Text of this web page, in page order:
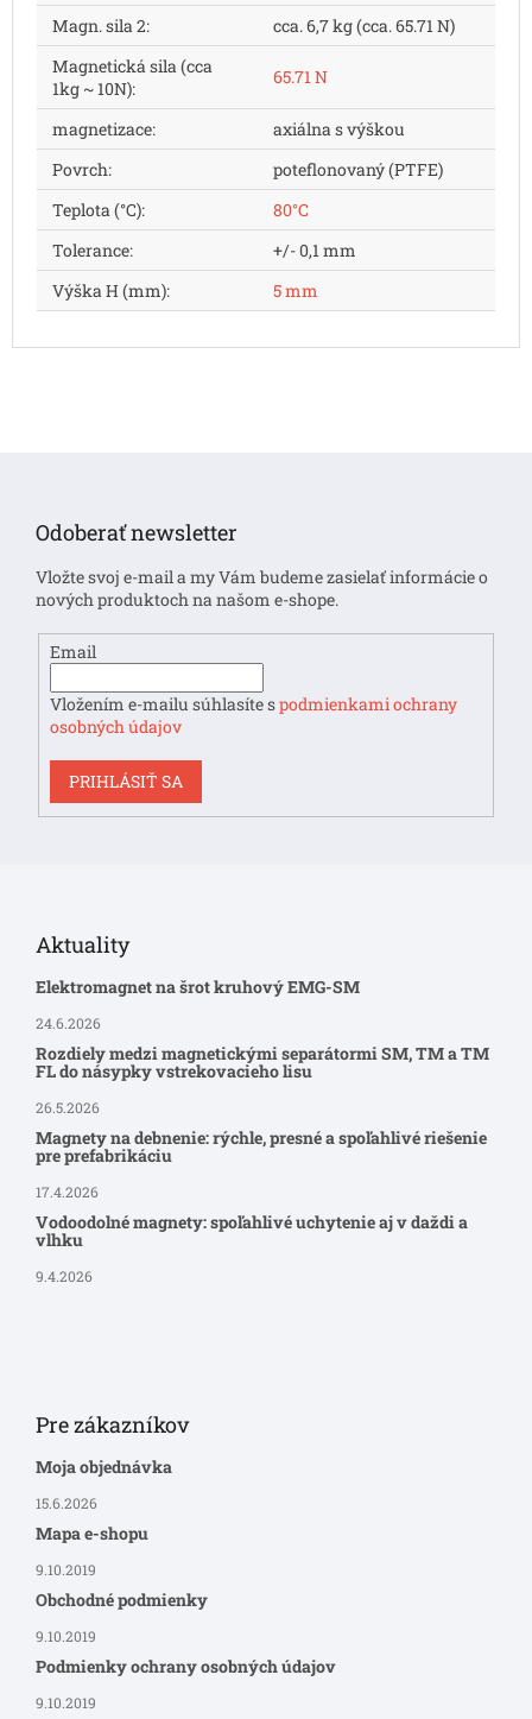
Magn. sila 2:
cca. 6,7 kg (cca. 65.71 N)
Magnetická sila (cca
1kg ~ 10N):
65.71 N
magnetizace:
axiálna s výškou
Povrch:
poteflonovaný (PTFE)
Teplota (°C):
80°C
Tolerance:
+/- 0,1 mm
Výška H (mm): 5 mm
Odoberať newsletter
Vložte svoj e-mail a my Vám budeme zasielať informácie o
nových produktoch na našom e-shope.
Email
Vložením e-mailu súhlasíte spodmienkami ochrany
osobných údajov
PRIHLÁSIŤ SA
Aktuality
Elektromagnet na šrot kruhový EMG-SM
24.6.2026
Rozdiely medzi magnetickými separátormi SM, TM a TM
FL do násypky vstrekovacieho lisu
26.5.2026
Magnety na debnenie: rýchle, presné a spoľahlivé riešenie
pre prefabrikáciu
17.4.2026
Vodoodolné magnety: spoľahlivé uchytenie aj v daždi a
vlhku
9.4.2026
Pre zákazníkov
Moja objednávka
15.6.2026
Mapa e-shopu
9.10.2019
Obchodné podmienky
9.10.2019
Podmienky ochrany osobných údajov
9.10.2019